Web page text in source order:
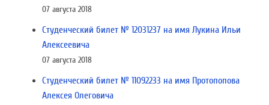
07 августа 2018
Студенческий билет № 12031237 на имя Лукина Ильи
Алексеевича
07 августа 2018
Студенческий билет № 11092233 на имя Протопопова
Алексея Олеговича